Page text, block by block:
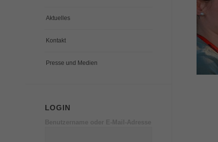
Aktuelles
Kontakt
Presse und Medien
LOGIN